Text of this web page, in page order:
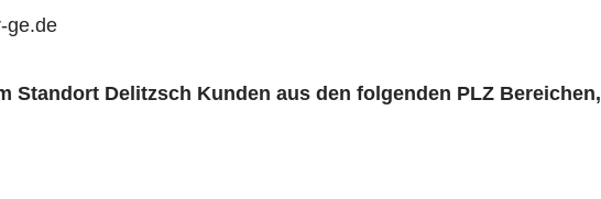
ge.de
Standort Delitzsch Kunden aus den folgenden PLZ Bereichen,